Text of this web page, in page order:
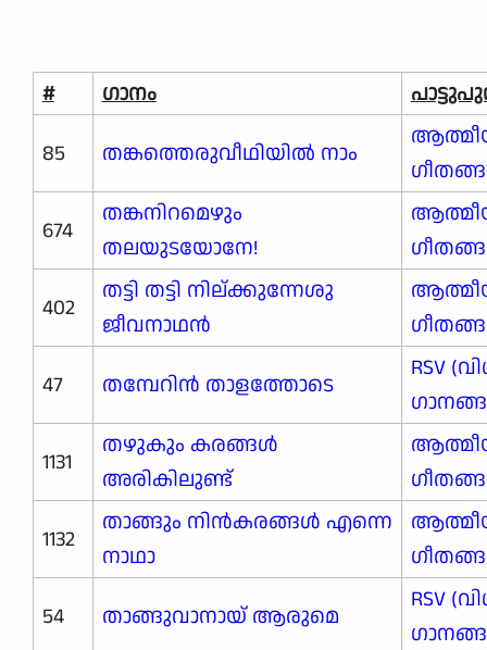
# ഗാനം
85
തങ്കത്തെരുവീഥിയിൽ നാം
674
തങ്കനിറമെഴും
തലയുടയോനേ!
402
തട്ടി തട്ടി നില്ക്കുന്നേശു
ജീവനാഥൻ
47
തമ്പേറിന്‍ താളത്തോടെ
RSV
1131
തഴുകും കരങ്ങൾ
അരികിലുണ്ട്
1132
താങ്ങും നിൻകരങ്ങൾ എന്നെ
നാഥാ
54
താങ്ങുവാനായ് ആരുമെ
RSV